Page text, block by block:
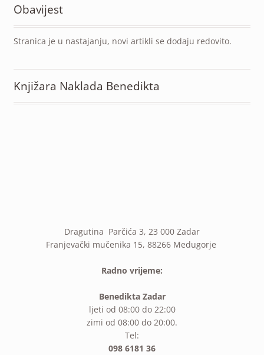
Obavijest
Stranica je u nastajanju, novi artikli se dodaju redovito.
Knjižara Naklada Benedikta
Dragutina Parčića 3, 23 000 Zadar
Franjevački mučenika 15, 88266 Medugorje
Radno vrijeme:
Benedikta Zadar
ljeti od 08:00 do 22:00
zimi od 08:00 do 20:00.
Tel:
098 6181 36